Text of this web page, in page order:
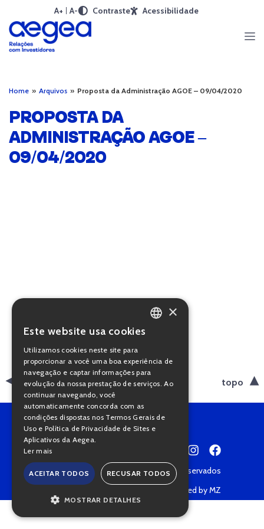
A+ A- Contraste Acessibilidade
Home » Arquivos » Proposta da Administração AGOE – 09/04/2020
PROPOSTA DA
ADMINISTRAÇÃO AGOE –
09/04/2020
voltar topo
Copyright © 2022 • Todos os direitos reservados
Powered by MZ
PORTUGUESE
×
Este website usa cookies
Utilizamos cookies neste site para
proporcionar a você uma boa experiência de
navegação e captar informações para
evolução da nossa prestação de serviços. Ao
continuar navegando, você
automaticamente concorda com as
condições dispostas nos Termos Gerais de
Uso e Política de Privacidade de Sites e
Aplicativos da Aegea.
Ler mais
ACEITAR TODOS RECUSAR TODOS
MOSTRAR DETALHES